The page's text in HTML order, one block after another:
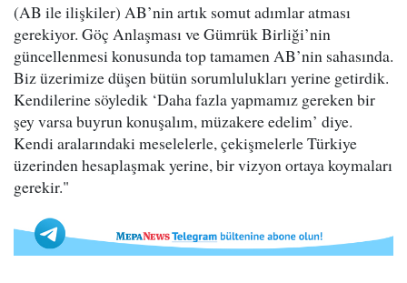
(AB ile ilişkiler) AB’nin artık somut adımlar atması
gerekiyor. Göç Anlaşması ve Gümrük Birliği’nin
güncellenmesi konusunda top tamamen AB’nin sahasında.
Biz üzerimize düşen bütün sorumlulukları yerine getirdik.
Kendilerine söyledik ‘Daha fazla yapmamız gereken bir
şey varsa buyrun konuşalım, müzakere edelim’ diye.
Kendi aralarındaki meselelerle, çekişmelerle Türkiye
üzerinden hesaplaşmak yerine, bir vizyon ortaya koymaları
gerekir."